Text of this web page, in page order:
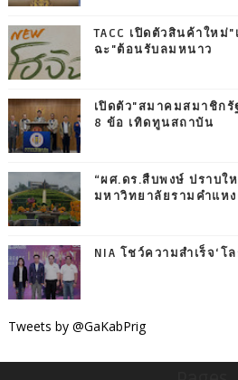
TACC เปิดตัวสินค้าใหม่
ฉะ"ต้อนรับลมหนาว
เปิดตัว"สมาคมสมาชิก
8 ข้อ เทิดทูนสถาบัน
“ผศ.ดร.สืบพงษ์ ปราบใ
มหาวิทยาลัยรามคำแห
NIA โชว์ความสำเร็จ‘โ
Tweets by @GaKabPrig